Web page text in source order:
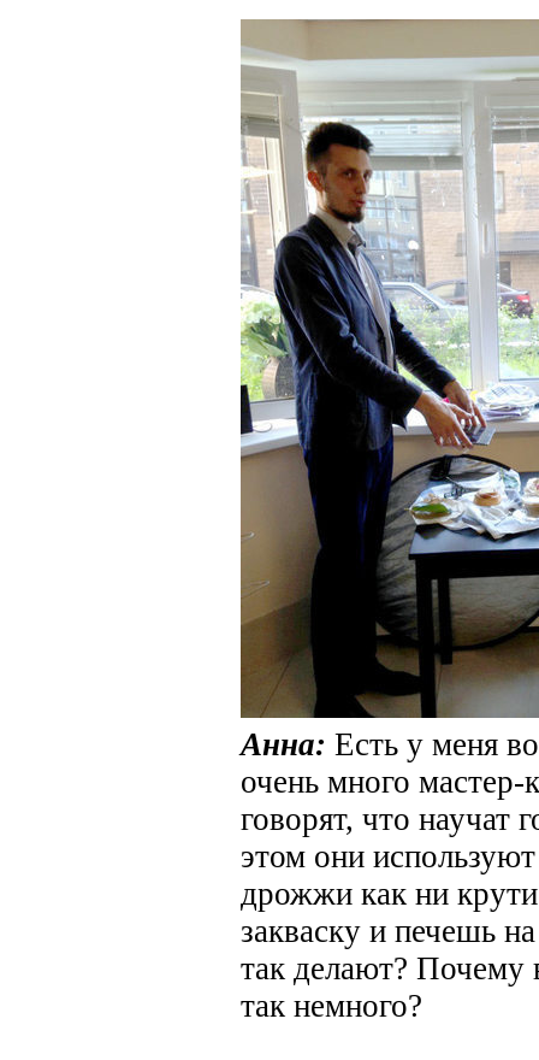
Анна: Есть у меня
очень много мастер-
говорят, что научат
этом они
дрожжи как ни
закваску и печешь
так делают? Почему
так немного?